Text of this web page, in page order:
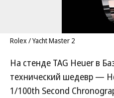
Rolex / Yacht Master 2
На стенде TAG Heuer в
технический шедевр —
1/100th Second